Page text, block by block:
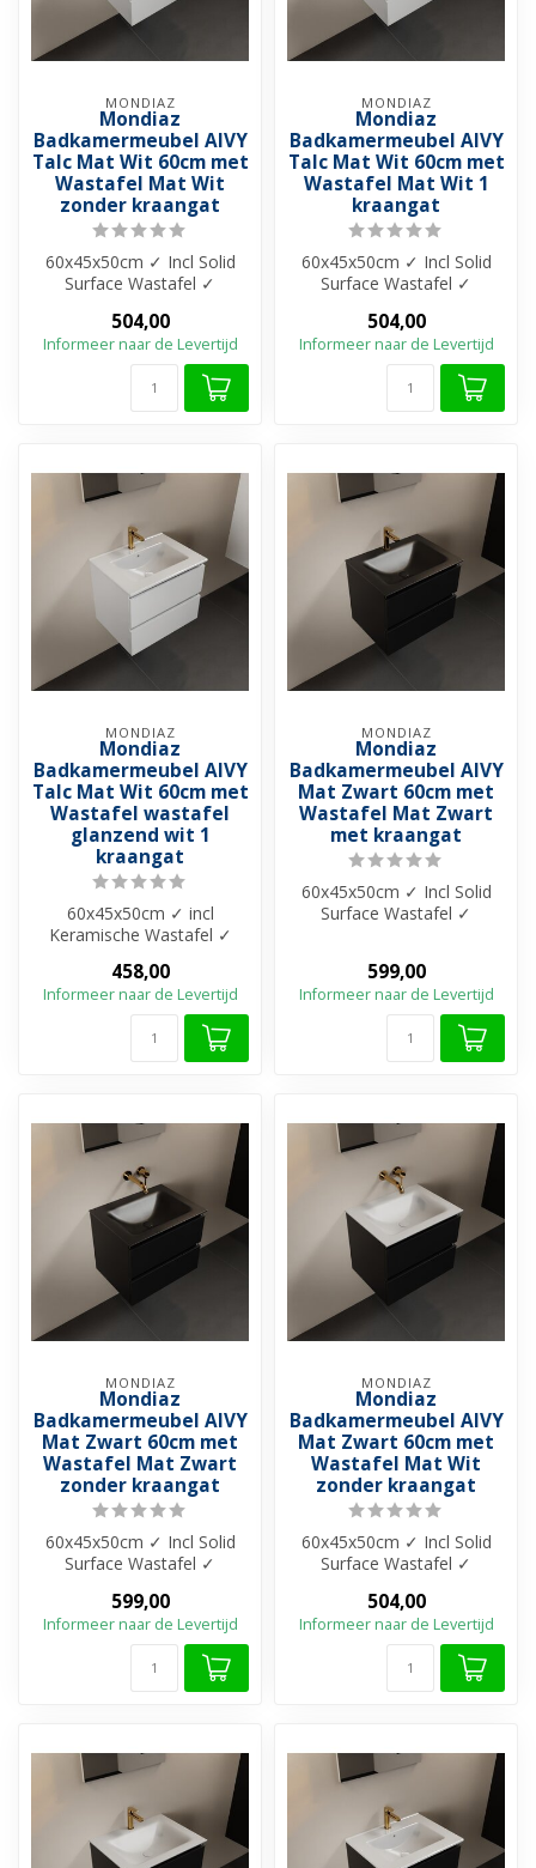
MONDIAZ
Mondiaz
Badkamermeubel AIVY
Talc Mat Wit 60cm met
Wastafel Mat Wit
zonder kraangat
60x45x50cm ✓ Incl Solid
Surface Wastafel ✓
Beschikbaar in 4...
504,00
Informeer naar de Levertijd
MONDIAZ
Mondiaz
Badkamermeubel AIVY
Talc Mat Wit 60cm met
Wastafel Mat Wit 1
kraangat
60x45x50cm ✓ Incl Solid
Surface Wastafel ✓
Beschikbaar in 4...
504,00
Informeer naar de Levertijd
MONDIAZ
Mondiaz
Badkamermeubel AIVY
Talc Mat Wit 60cm met
Wastafel wastafel
glanzend wit 1
kraangat
60x45x50cm ✓ incl
Keramische Wastafel ✓
Beschikbaar in 4 k...
458,00
Informeer naar de Levertijd
MONDIAZ
Mondiaz
Badkamermeubel AIVY
Mat Zwart 60cm met
Wastafel Mat Zwart
met kraangat
60x45x50cm ✓ Incl Solid
Surface Wastafel ✓
599,00
Informeer naar de Levertijd
MONDIAZ
Mondiaz
Badkamermeubel AIVY
Mat Zwart 60cm met
Wastafel Mat Zwart
zonder kraangat
60x45x50cm ✓ Incl Solid
Surface Wastafel ✓
Beschikbaar in 4...
599,00
Informeer naar de Levertijd
MONDIAZ
Mondiaz
Badkamermeubel AIVY
Mat Zwart 60cm met
Wastafel Mat Wit
zonder kraangat
60x45x50cm ✓ Incl Solid
Surface Wastafel ✓
Beschikbaar in 4...
504,00
Informeer naar de Levertijd